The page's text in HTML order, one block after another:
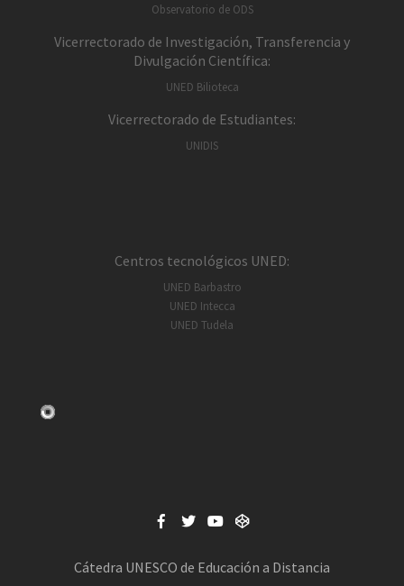
Observatorio de ODS
Vicerrectorado de Investigación, Transferencia y
Divulgación Científica:
UNED Bilioteca
Vicerrectorado de Estudiantes:
UNIDIS
Centros tecnológicos UNED:
UNED Barbastro
UNED Intecca
UNED Tudela
Cátedra UNESCO de Educación a Distancia